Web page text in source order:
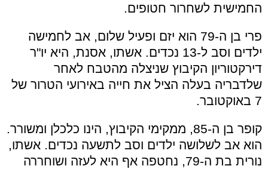
החמישית לשחרור חטופים.
פרי בן ה-79 הוא יזם ופעיל שלום, אב לחמישה
ילדים וסב ל-13 נכדים. אשתו, אסנת, היא יו"ר
דירקטוריון הקיבוץ שניצלה מהטבח לאחר
שלדבריה בעלה הציל את חייה באירועי הטרור של
7 באוקטובר.
קופר בן ה-85, ממקימי הקיבוץ, הינו כלכלן ומשורר.
הוא אב לשלושה ילדים וסב לתשעה נכדים. אשתו,
נורית בת ה-79, נחטפה אף היא לעזה ושוחררה